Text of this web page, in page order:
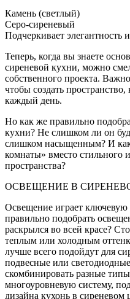
Камень (светлый)
Серо-сиреневый
Подчеркивает элегантность
Теперь, когда вы знаете
сиреневой кухни, можно
собственного проекта.
чтобы создать пространство,
каждый день.
Но как же правильно
кухни? Не слишком ли он
слишком насыщенным? И
комнаты» вместо стильного
пространства?
ОСВЕЩЕНИЕ В
Освещение играет ключевую
правильно подобрать
раскрылся во всей красе?
теплым или холодным
лучше всего подойдут для
подвесные или
скомбинировать разные
многоуровневую систему,
дизайна кухонь в